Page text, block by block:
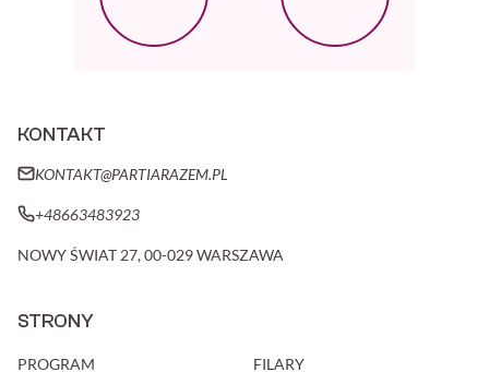
KONTAKT
KONTAKT@PARTIARAZEM.PL
+48663483923
NOWY ŚWIAT 27,00-029WARSZAWA
STRONY
PROGRAM FILARY